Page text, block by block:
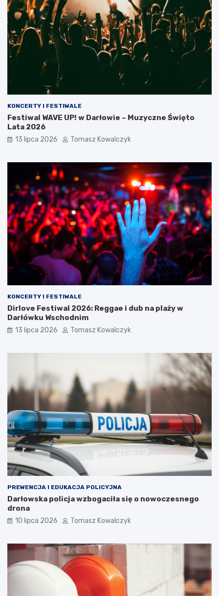
KONCERTY I FESTIWALE
Festiwal WAVE UP! w Darłowie – Muzyczne Święto
Lata 2026
13 lipca 2026 Tomasz Kowalczyk
KONCERTY I FESTIWALE
Dirlove Festiwal 2026: Reggae i dub na plaży w
Darłówku Wschodnim
13 lipca 2026 Tomasz Kowalczyk
PREWENCJA I EDUKACJA POLICYJNA
Darłowska policja wzbogaciła się o nowoczesnego
drona
10 lipca 2026 Tomasz Kowalczyk